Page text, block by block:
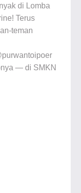
di Lomba
Terus
teman
— di SMKN